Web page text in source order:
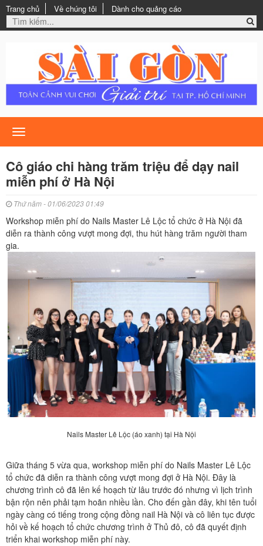
Trang chủ Về chúng tôi Dành cho quảng cáo
Toggle
navigation
Cô giáo chi hàng trăm triệu để dạy nail
miễn phí ở Hà Nội
Thứ năm - 01/06/2023 01:49
Workshop miễn phí do Nails Master Lê Lộc tổ chức ở Hà Nội đã
diễn ra thành công vượt mong đợi, thu hút hàng trăm người tham
gia.
Nails Master Lê Lộc (áo xanh) tại Hà Nội
Giữa tháng 5 vừa qua, workshop miễn phí do Nails Master Lê Lộc
tổ chức đã diễn ra thành công vượt mong đợi ở Hà Nội. Đây là
chương trình cô đã lên kế hoạch từ lâu trước đó nhưng vì lịch trình
bận rộn nên phải tạm hoãn nhiều lần. Cho đến gần đây, khi tên tuổi
ngày càng có tiếng trong cộng đồng nail Hà Nội và cô liên tục được
hỏi về kế hoạch tổ chức chương trình ở Thủ đô, cô đã quyết định
triển khai workshop miễn phí này.